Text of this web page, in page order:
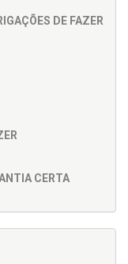
DE FAZER
CERTA
ARRESTO